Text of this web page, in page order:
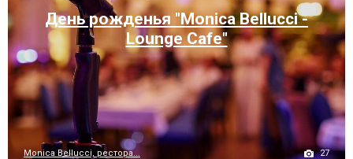
День рожденья "Monica Bellucci -
Lounge Cafe"
Monica Bellucci, рестора... 27